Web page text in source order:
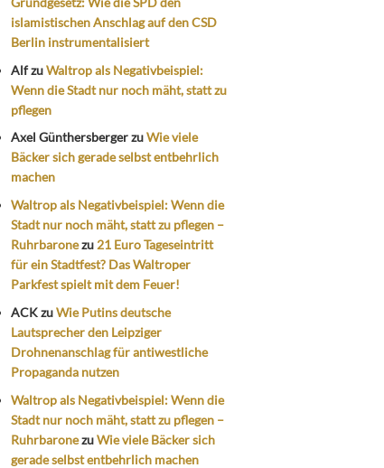
islamistischen Anschlag auf den CSD
Berlin instrumentalisiert
AlfzuWaltrop als Negativbeispiel:
Wenn die Stadt nur noch mäht, statt zu
pflegen
Axel GünthersbergerzuWie viele
Bäcker sich gerade selbst entbehrlich
machen
Waltrop als Negativbeispiel: Wenn die
Stadt nur noch mäht, statt zu pflegen –
Ruhrbaronezu 21 Euro Tageseintritt
für ein Stadtfest? Das Waltroper
Parkfest spielt mit dem Feuer!
ACKzuWie Putins deutsche
Lautsprecher den Leipziger
Drohnenanschlag für antiwestliche
Propaganda nutzen
Waltrop als Negativbeispiel: Wenn die
Stadt nur noch mäht, statt zu pflegen –
RuhrbaronezuWie viele Bäcker sich
gerade selbst entbehrlich machen